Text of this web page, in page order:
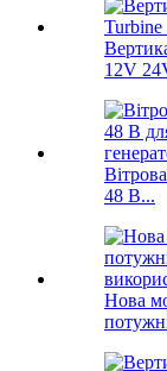
12V
48 В...
Нова